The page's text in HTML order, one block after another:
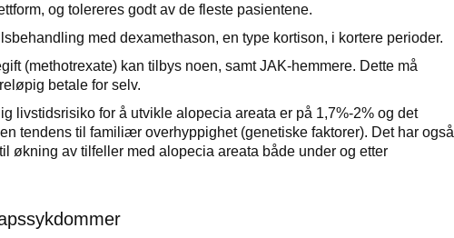
og tolereres godt av de fleste pasientene.
med dexamethason, en type kortison, i kortere perioder.
(methotrexate) kan tilbys noen, samt JAK-hemmere. Dette må
betale for selv.
livstidsrisiko for å utvikle alopecia areata er på 1,7%-2% og det
tendens til familiær overhyppighet (genetiske faktorer). Det har også
økning av tilfeller med alopecia areata både under og etter